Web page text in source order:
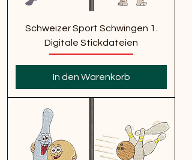
Schweizer Sport Schwingen 1.
Digitale Stickdateien
In den Warenkorb